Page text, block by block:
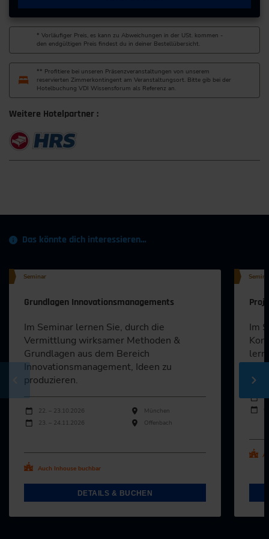
* Vorläufiger Preis, es kann zu Abweichungen in der USt. kommen -
den endgültigen Preis findest du in deiner Bestellübersicht.
** Profitiere bei unseren Präsenzveranstaltungen von unserem
reservierten Zimmerkontingent am Veranstaltungsort. Bitte gib bei der
Hotelbuchung VDI Wissensforum als Referenz an.
Weitere Hotelpartner :
Das könnte dich interessieren…
Seminar
Grundlagen Innovationsmanagements
Im Seminar lernen Sie, durch die
Vermittlung wirksamer Methoden &
Grundlagen aus dem Bereich
Innovationsmanagement, Ideen zu
produzieren.
Durchführungen
Veranstaltungsdatum Veranstaltungsort
22. – 23.10.2026
München
23. – 24.11.2026
Offenbach
Auch Inhouse buchbar
DETAILS & BUCHEN
Im